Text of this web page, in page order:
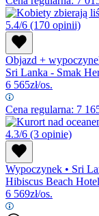
5.4/6 (170 opinii)
Objazd +
Sri Lanka - Smak
6 565zł/os.
Cena regularna: 7
4.3/6 (3 opinie)
Wypoczynek • Sri
Hibiscus Beach Hotel
6 569zł/os.